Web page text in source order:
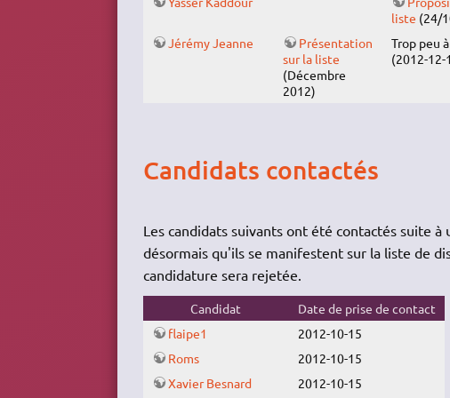
liste (24/
Jérémy Jeanne
Présentation
sur la liste
(Décembre
2012)
Trop peu
(2012-12-
Candidats contactés
Les candidats suivants ont été contactés suite
désormais qu'ils se manifestent sur la liste de
candidature sera rejetée.
Candidat
Date de prise de contact
flaipe1
2012-10-15
Roms
2012-10-15
Xavier Besnard
2012-10-15